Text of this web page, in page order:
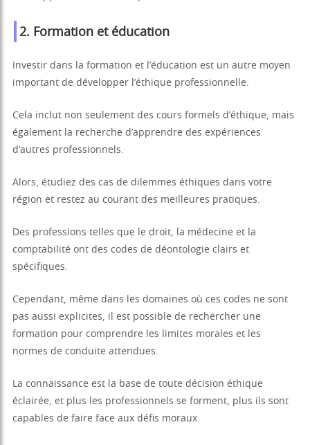
2. Formation et éducation
Investir dans la formation et l’éducation est un autre moyen
important de développer l’éthique professionnelle.
Cela inclut non seulement des cours formels d’éthique, mais
également la recherche d’apprendre des expériences
d’autres professionnels.
Alors, étudiez des cas de dilemmes éthiques dans votre
région et restez au courant des meilleures pratiques.
Des professions telles que le droit, la médecine et la
comptabilité ont des codes de déontologie clairs et
spécifiques.
Cependant, même dans les domaines où ces codes ne sont
pas aussi explicites, il est possible de rechercher une
formation pour comprendre les limites morales et les
normes de conduite attendues.
La connaissance est la base de toute décision éthique
éclairée, et plus les professionnels se forment, plus ils sont
capables de faire face aux défis moraux.